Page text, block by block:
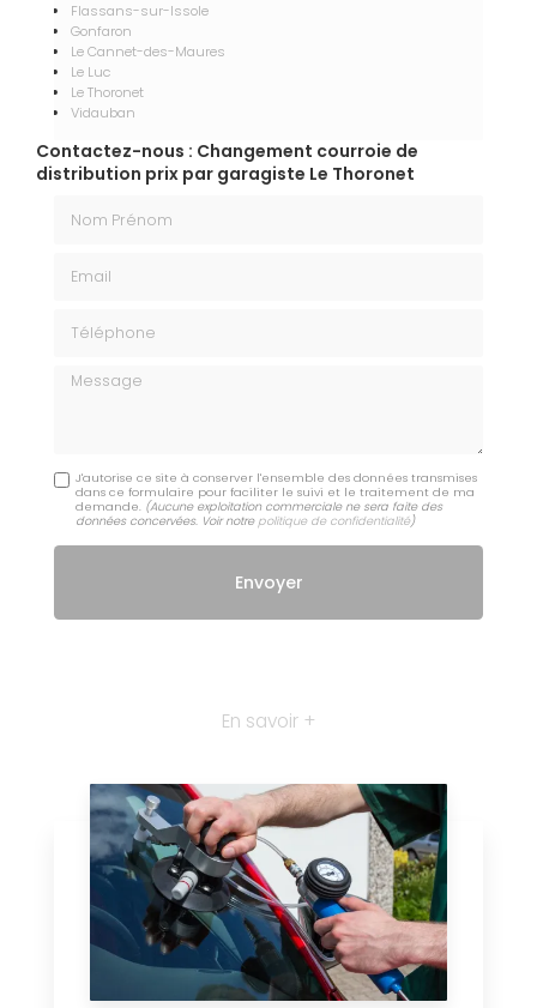
Flassans-sur-Issole
Gonfaron
Le Cannet-des-Maures
Le Luc
Le Thoronet
Vidauban
Contactez-nous : Changement courroie de
distribution prix par garagiste Le Thoronet
Message
J'autorise ce site à conserver l'ensemble des données transmises
dans ce formulaire pour faciliter le suivi et le traitement de ma
demande. (Aucune exploitation commerciale ne sera faite des
données concervées. Voir notre politique de confidentialité)
En savoir +